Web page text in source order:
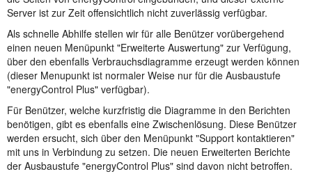
Server ist zur Zeit offensichtlich nicht zuverlässig verfügbar.
Als schnelle Abhilfe stellen wir für alle Benützer vorübergehend
einen neuen Menüpunkt "Erweiterte Auswertung" zur Verfügung,
über den ebenfalls Verbrauchsdiagramme erzeugt werden können
(dieser Menupunkt ist normaler Weise nur für die Ausbaustufe
"energyControl Plus" verfügbar).
Für Benützer, welche kurzfristig die Diagramme in den Berichten
benötigen, gibt es ebenfalls eine Zwischenlösung. Diese Benützer
werden ersucht, sich über den Menüpunkt "Support kontaktieren"
mit uns in Verbindung zu setzen. Die neuen Erweiterten Berichte
der Ausbaustufe "energyControl Plus" sind davon nicht betroffen.